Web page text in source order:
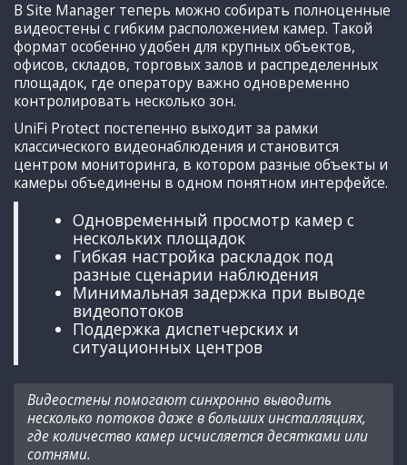
В Site Manager теперь можно собирать полноценные
видеостены с гибким расположением камер. Такой
формат особенно удобен для крупных объектов,
офисов, складов, торговых залов и распределенных
площадок, где оператору важно одновременно
контролировать несколько зон.
UniFi Protect постепенно выходит за рамки
классического видеонаблюдения и становится
центром мониторинга, в котором разные объекты и
камеры объединены в одном понятном интерфейсе.
Одновременный просмотр камер с
нескольких площадок
Гибкая настройка раскладок под
разные сценарии наблюдения
Минимальная задержка при выводе
видеопотоков
Поддержка диспетчерских и
ситуационных центров
Видеостены помогают синхронно выводить
несколько потоков даже в больших инсталляциях,
где количество камер исчисляется десятками или
сотнями.